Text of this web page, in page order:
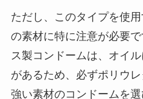
ただし、このタイプを使
の素材に特に注意が必要
ス製コンドームは、オイ
があるため、必ずポリウ
強い素材のコンドームを選